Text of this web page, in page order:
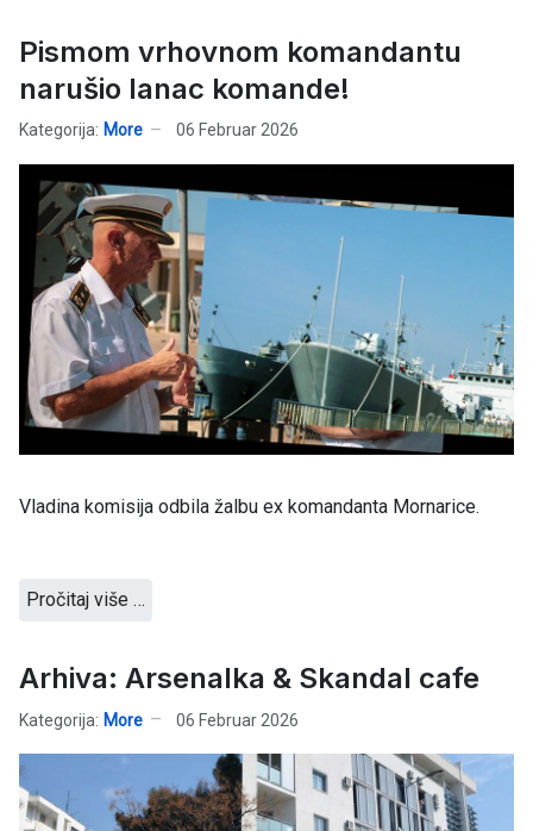
Pismom vrhovnom komandantu
narušio lanac komande!
Kategorija: More 06 Februar 2026
Vladina komisija odbila žalbu ex komandanta Mornarice.
Pročitaj više …
Arhiva: Arsenalka & Skandal cafe
Kategorija: More 06 Februar 2026